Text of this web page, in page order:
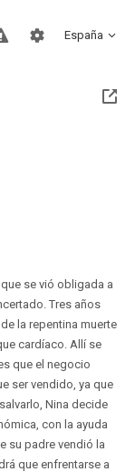
España
se vió obligada a
Tres años
la repentina muerte
cardíaco. Allí se
que el negocio
ser vendido, ya que
Nina decide
con la ayuda
su padre vendió la
que enfrentarse a